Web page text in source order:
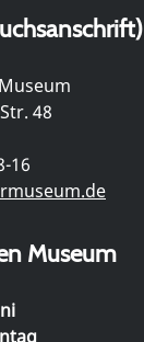
48
16
Museum